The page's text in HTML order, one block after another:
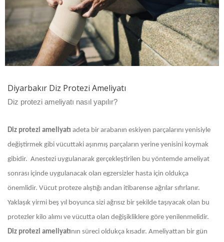
Diyarbakır Diz Protezi Ameliyatı
Diz protezi ameliyatı nasıl yapılır?
Diz protezi ameliyatı adeta bir arabanın eskiyen parçalarını yenisiyle
değiştirmek gibi vücuttaki aşınmış parçaların yerine yenisini koymak
gibidir. Anestezi uygulanarak gerçekleştirilen bu yöntemde ameliyat
sonrası içinde uygulanacak olan egzersizler hasta için oldukça
önemlidir. Vücut proteze alıştığı andan itibarense ağrılar sıfırlanır.
Yaklaşık yirmi beş yıl boyunca sizi ağrısız bir şekilde taşıyacak olan bu
protezler kilo alımı ve vücutta olan değişikliklere göre yenilenmelidir.
Diz protezi ameliyatının süreci oldukça kısadır. Ameliyattan bir gün